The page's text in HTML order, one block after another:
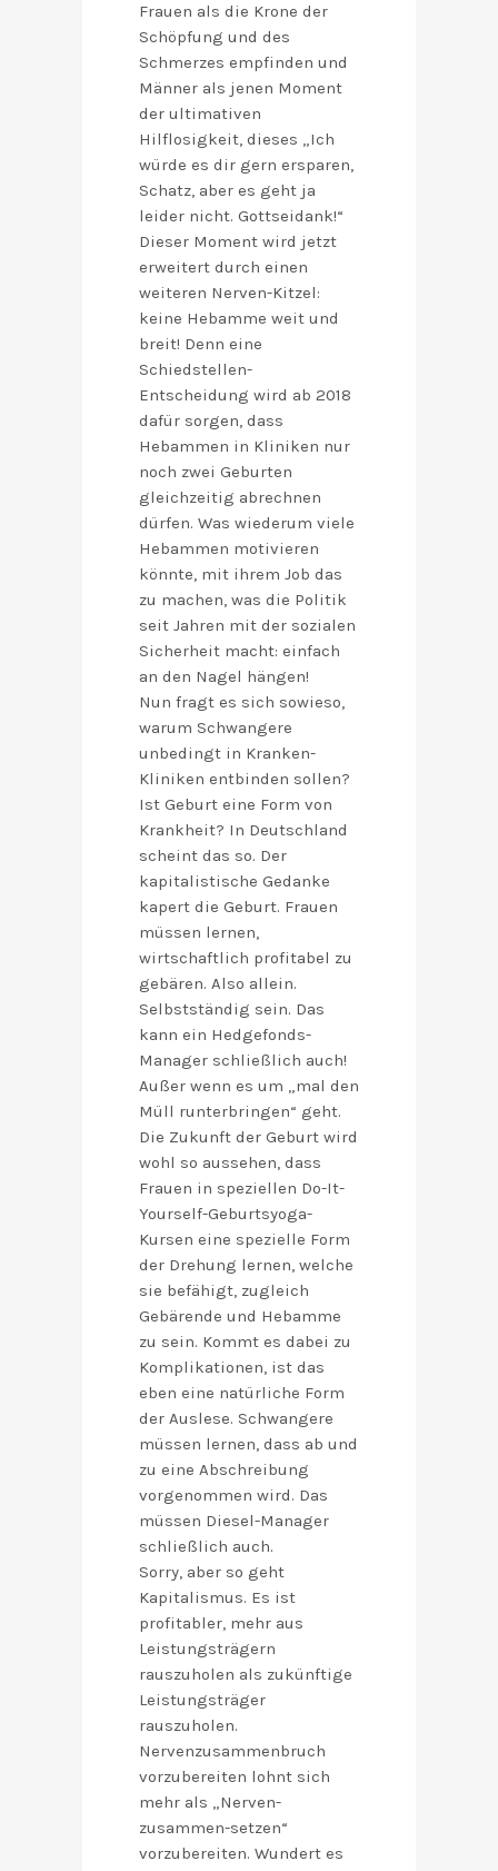
Frauen als die Krone der
Schöpfung und des
Schmerzes empfinden und
Männer als jenen Moment
der ultimativen
Hilflosigkeit, dieses „Ich
würde es dir gern ersparen,
Schatz, aber es geht ja
leider nicht. Gottseidank!“
Dieser Moment wird jetzt
erweitert durch einen
weiteren Nerven-Kitzel:
keine Hebamme weit und
breit! Denn eine
Schiedstellen-
Entscheidung wird ab 2018
dafür sorgen, dass
Hebammen in Kliniken nur
noch zwei Geburten
gleichzeitig abrechnen
dürfen. Was wiederum viele
Hebammen motivieren
könnte, mit ihrem Job das
zu machen, was die Politik
seit Jahren mit der sozialen
Sicherheit macht: einfach
an den Nagel hängen!
Nun fragt es sich sowieso,
warum Schwangere
unbedingt in Kranken-
Kliniken entbinden sollen?
Ist Geburt eine Form von
Krankheit? In Deutschland
scheint das so. Der
kapitalistische Gedanke
kapert die Geburt. Frauen
müssen lernen,
wirtschaftlich profitabel zu
gebären. Also allein.
Selbstständig sein. Das
kann ein Hedgefonds-
Manager schließlich auch!
Außer wenn es um „mal den
Müll runterbringen“ geht.
Die Zukunft der Geburt wird
wohl so aussehen, dass
Frauen in speziellen Do-It-
Yourself-Geburtsyoga-
Kursen eine spezielle Form
der Drehung lernen, welche
sie befähigt, zugleich
Gebärende und Hebamme
zu sein. Kommt es dabei zu
Komplikationen, ist das
eben eine natürliche Form
der Auslese. Schwangere
müssen lernen, dass ab und
zu eine Abschreibung
vorgenommen wird. Das
müssen Diesel-Manager
schließlich auch.
Sorry, aber so geht
Kapitalismus. Es ist
profitabler, mehr aus
Leistungsträgern
rauszuholen als zukünftige
Leistungsträger
rauszuholen.
Nervenzusammenbruch
vorzubereiten lohnt sich
mehr als „Nerven-
zusammen-setzen“
vorzubereiten. Wundert es